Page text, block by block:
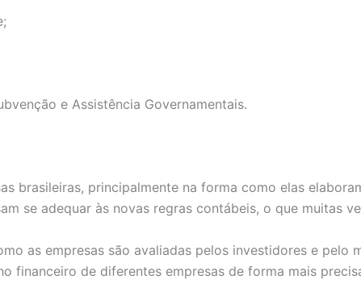
e Assistência Governamentais.
brasileiras, principalmente na forma como elas
se adequar às novas regras contábeis, o que muitas
as empresas são avaliadas pelos investidores e
financeiro de diferentes empresas de forma mais